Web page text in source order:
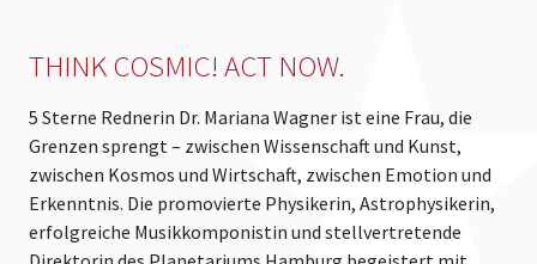
THINK COSMIC! ACT NOW.
5 Sterne Rednerin Dr. Mariana Wagner ist eine Frau, die
Grenzen sprengt – zwischen Wissenschaft und Kunst,
zwischen Kosmos und Wirtschaft, zwischen Emotion und
Erkenntnis. Die promovierte Physikerin, Astrophysikerin,
erfolgreiche Musikkomponistin und stellvertretende